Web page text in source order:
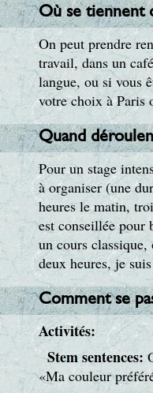
Où se tiennent
On peut prendre
travail, dans un
langue, ou si vous
votre choix à Paris
Quand
Pour un stage
à organiser (une
heures le matin,
est conseillée pour
un cours
deux heures, je
Comment se
Activités:
Stem sentences:
«Ma couleur